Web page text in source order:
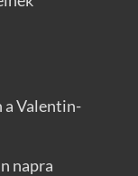
a Valentin-
napra